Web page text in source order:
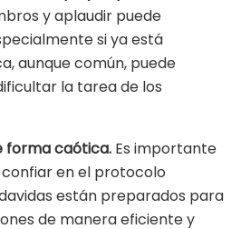
y aplaudir puede
si ya está
aunque común, puede
la tarea de los
forma caótica. Es importante
en el protocolo
están preparados para
de manera eficiente y